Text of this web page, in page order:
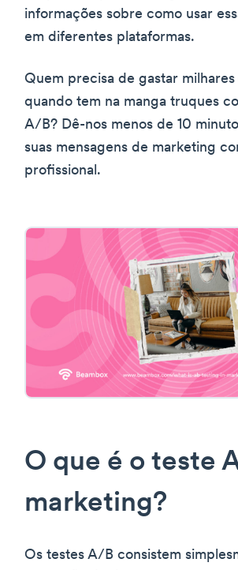
informações sobre como usar
em diferentes plataformas.
Quem precisa de gastar
quando tem na manga truques
A/B? Dê-nos menos de 10
suas mensagens de marketing
profissional.
O que é o teste
marketing?
Os testes A/B consistem